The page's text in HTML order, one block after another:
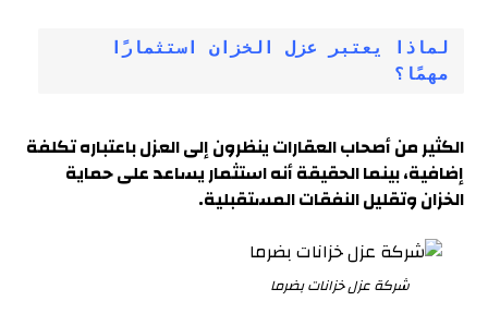
مهمًا؟
الكثير من أصحاب العقارات ينظرون إلى العزل باعتباره تكلفة
إضافية، بينما الحقيقة أنه استثمار يساعد على حماية
الخزان وتقليل النفقات المستقبلية.
شركة عزل خزانات بضرما